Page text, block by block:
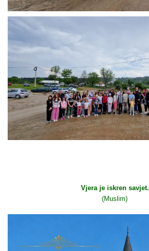
Vjera je iskren savjet.
(Muslim)